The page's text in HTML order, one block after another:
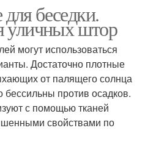
беседки.
уличных штор
могут использоваться
Достаточно плотные
от палящего солнца
против осадков.
с помощью тканей
свойствами по